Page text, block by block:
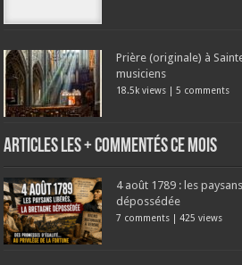
Prière (originale) à
musiciens
18.5k views |5 comments
Articles les + commentés ce mois
4 août 1789 : les
dépossédée
7 comments |425 views